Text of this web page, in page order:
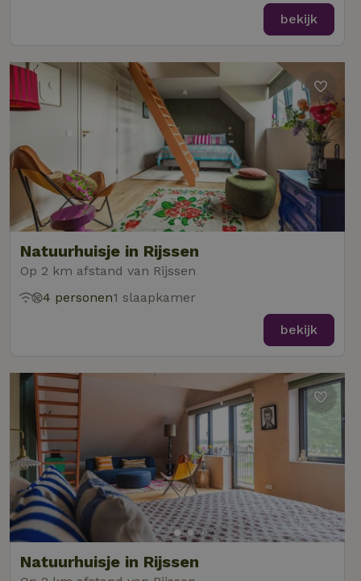
bekijk
Natuurhuisje in Rijssen
Op 2 km afstand van Rijssen
4 personen1 slaapkamer
bekijk
Natuurhuisje in Rijssen